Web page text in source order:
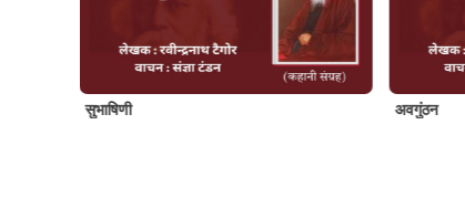
सुभाषिणी अवगुंठन